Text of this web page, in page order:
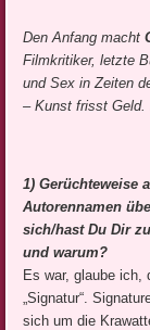
Den Anfang macht
Filmkritiker, letzte
und Sex in Zeiten
– Kunst frisst Geld.
1) Gerüchteweise
Autorennamen
sich/hast Du Dir
und warum?
Es war, glaube ich,
„Signatur“.
sich um die